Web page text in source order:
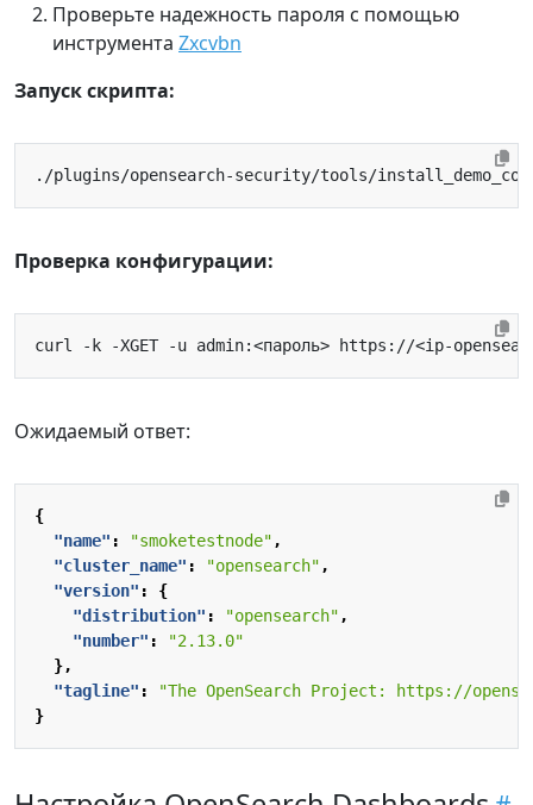
Проверьте надежность пароля с помощью
инструмента Zxcvbn
Запуск скрипта:
Проверка конфигурации:
Ожидаемый ответ:
{
"name" : "smoketestnode" ,
"cluster_name" : "opensearch" ,
"version" :
{
"distribution" : "opensearch" ,
"number" :
"2.13.0"
},
"tagline" :
"The OpenSearch Project: https://
}